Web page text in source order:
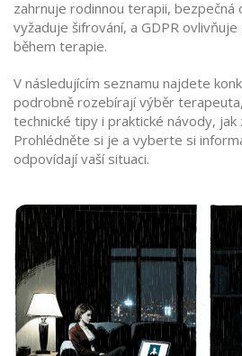
zahrnuje rodinnou terapii, bezpečná
vyžaduje šifrování, a GDPR
během terapie.
V následujícím seznamu najdete
podrobně rozebírají výběr
technické tipy i praktické návody,
Prohlédněte si je a vyberte si
odpovídají vaší situaci.